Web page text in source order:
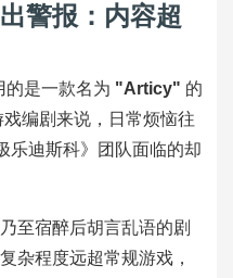
警报：内容超
的是一款名为 "Articy" 的
编剧来说，日常烦恼往
乐迪斯科》团队面临的却
至宿醉后胡言乱语的剧
杂程度远超常规游戏，